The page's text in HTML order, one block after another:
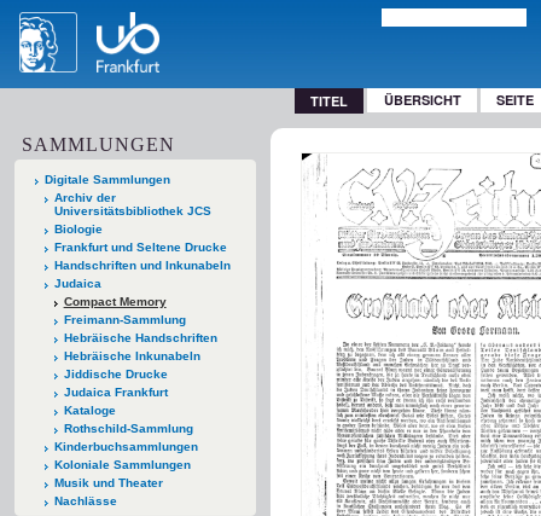
TITEL ÜBERSICHT SEITE
SAMMLUNGEN
Digitale Sammlungen
Archiv der
Universitätsbibliothek JCS
Biologie
Frankfurt und Seltene Drucke
Handschriften und Inkunabeln
Judaica
Compact Memory
Freimann-Sammlung
Hebräische Handschriften
Hebräische Inkunabeln
Jiddische Drucke
Judaica Frankfurt
Kataloge
Rothschild-Sammlung
Kinderbuchsammlungen
Koloniale Sammlungen
Musik und Theater
Nachlässe